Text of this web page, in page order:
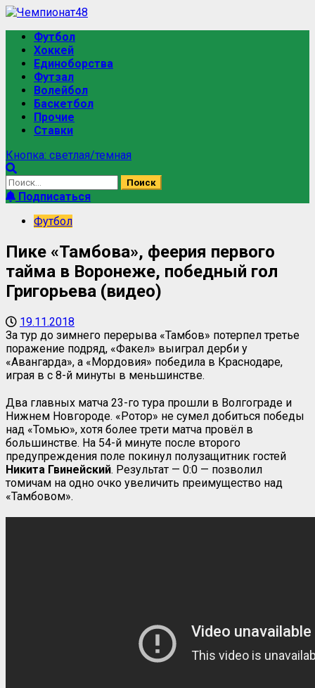
Футбол
Хоккей
Единоборства
Футзал
Волейбол
Баскетбол
Прочие
Ставки
Кнопка: светлая/темная
Подписаться
Футбол
Пике «Тамбова», феерия первого
тайма в Воронеже, победный гол
Григорьева (видео)
19.11.2018
За тур до зимнего перерыва «Тамбов» потерпел третье
поражение подряд, «Факел» выиграл дерби у
«Авангарда», а «Мордовия» победила в Краснодаре,
играя в с 8-й минуты в меньшинстве.
Два главных матча 23-го тура прошли в Волгограде и
Нижнем Новгороде. «Ротор» не сумел добиться победы
над «Томью», хотя более трети матча провёл в
большинстве. На 54-й минуте после второго
предупреждения поле покинул полузащитник гостей
Никита Гвинейский. Результат — 0:0 — позволил
томичам на одно очко увеличить преимущество над
«Тамбовом».